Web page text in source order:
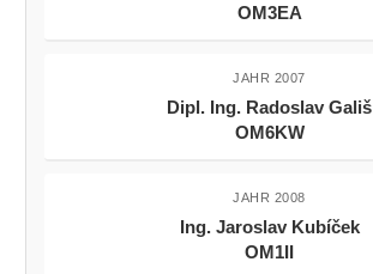
OM3EA
JAHR 2007
Dipl. Ing. Radoslav Gališ
OM6KW
JAHR 2008
Ing. Jaroslav Kubíček
OM1II